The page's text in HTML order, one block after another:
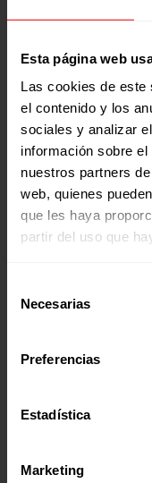
Esta página web
Las cookies de este
el contenido y los
sociales y analizar
información sobre
nuestros partners
web, quienes
que les haya
partir del uso que
Necesarias
Preferencias
Estadística
Marketing
abans de
Hem
ajuda.
nous
Com està
Marroc?